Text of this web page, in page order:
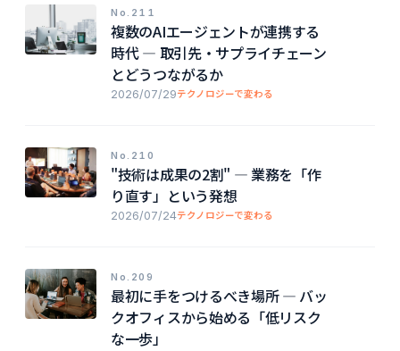
No.211
複数のAIエージェントが連携する
時代 ― 取引先・サプライチェーン
とどうつながるか
2026/07/29テクノロジーで変わる
No.210
"技術は成果の2割" ― 業務を「作
り直す」という発想
2026/07/24テクノロジーで変わる
No.209
最初に手をつけるべき場所 ― バッ
クオフィスから始める「低リスク
な一歩」